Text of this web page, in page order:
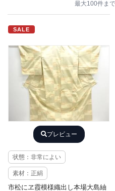
最大100件ま
SALE
プレビュー
状態：非常によい
素材：正絹
市松にヱ霞模様織出し本場大島紬